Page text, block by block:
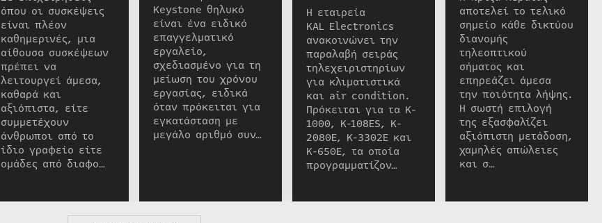
όπου οι συσκέψεις
είναι πλέον
καθημερινές, μια
αίθουσα συσκέψεων
πρέπει να
λειτουργεί άμεσα,
καθαρά και
αξιόπιστα, είτε
συμμετέχουν
άνθρωποι από το
ίδιο γραφείο είτε
ομάδες από διαφο…
Keystone θηλυκό
είναι ένα ειδικό
επαγγελματικό
εργαλείο,
σχεδιασμένο για τη
μείωση του χρόνου
εργασίας, ειδικά
όταν πρόκειται για
εγκατάσταση με
μεγάλο αριθμό συν…
Η εταιρεία
KAL Electronics
ανακοινώνει την
παραλαβή σειράς
τηλεχειριστηρίων
για κλιματιστικά
και air condition.
Πρόκειται για τα K-
1000, K-108ES, K-
2080E, K-3302E και
K-650E, τα οποία
προγραμματίζον…
αποτελεί το τελικό
σημείο κάθε δικτύου
διανομής
τηλεοπτικού
σήματος και
επηρεάζει άμεσα
την ποιότητα λήψης.
Η σωστή επιλογή
της εξασφαλίζει
αξιόπιστη μετάδοση,
χαμηλές απώλειες
και σ…